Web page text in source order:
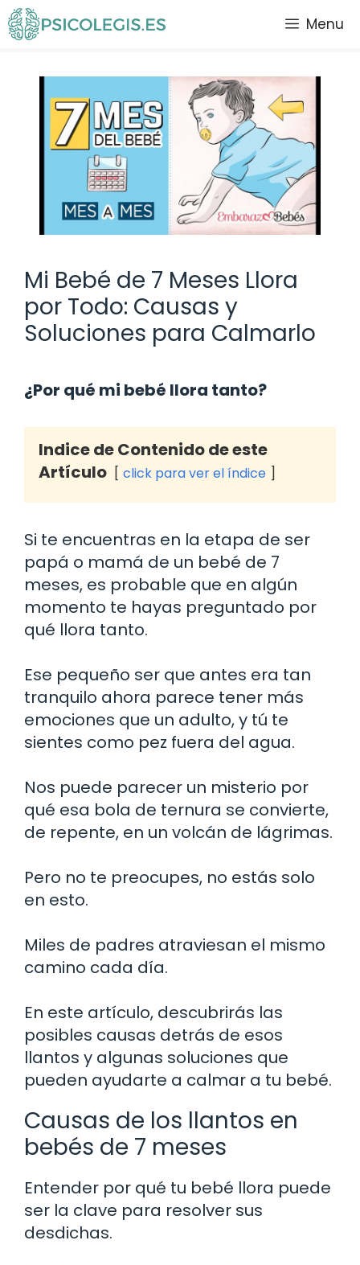
Saltar
al
Menu
Mi Bebé de 7 Meses Llora
por Todo: Causas y
Soluciones para Calmarlo
¿Por qué mi bebé llora tanto?
Indice de Contenido de este
Artículo
click para ver el índice
Si te encuentras en la etapa de ser
papá o mamá de un bebé de 7
meses, es probable que en algún
momento te hayas preguntado por
qué llora tanto.
Ese pequeño ser que antes era tan
tranquilo ahora parece tener más
emociones que un adulto, y tú te
sientes como pez fuera del agua.
Nos puede parecer un misterio por
qué esa bola de ternura se convierte,
de repente, en un volcán de lágrimas.
Pero no te preocupes, no estás solo
en esto.
Miles de padres atraviesan el mismo
camino cada día.
En este artículo, descubrirás las
posibles causas detrás de esos
llantos y algunas soluciones que
pueden ayudarte a calmar a tu bebé.
Causas de los llantos en
bebés de 7 meses
Entender por qué tu bebé llora puede
ser la clave para resolver sus
desdichas.